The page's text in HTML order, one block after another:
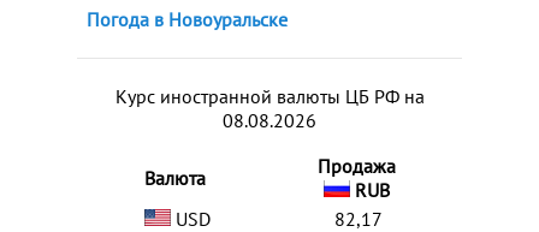
Погода в Новоуральске
Курс иностранной валюты ЦБ РФ на
08.08.2026
Валюта
Продажа
RUB
USD
82,17